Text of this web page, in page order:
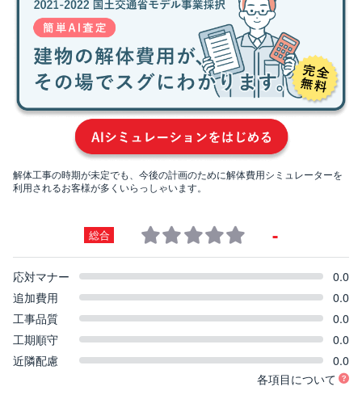
解体工事の時期が未定でも、今後の計画のために解体費用シミュレーターを
利用されるお客様が多くいらっしゃいます。
総合 -
応対マナー
0.0
追加費用
0.0
工事品質
0.0
工期順守
0.0
近隣配慮
0.0
各項目について